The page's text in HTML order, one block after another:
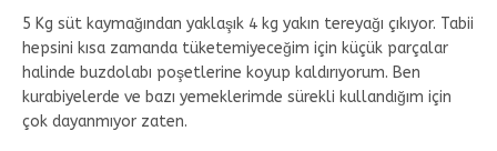
5 Kg süt kaymağından yaklaşık 4 kg yakın tereyağı çıkıyor. Tabii
hepsini kısa zamanda tüketemiyeceğim için küçük parçalar
halinde buzdolabı poşetlerine koyup kaldırıyorum. Ben
kurabiyelerde ve bazı yemeklerimde sürekli kullandığım için
çok dayanmıyor zaten.